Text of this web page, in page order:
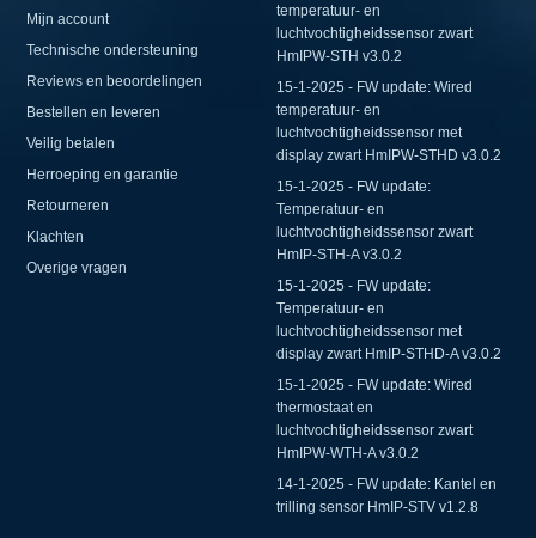
Mijn account
Technische ondersteuning
Reviews en beoordelingen
Bestellen en leveren
Veilig betalen
Herroeping en garantie
Retourneren
Klachten
Overige vragen
temperatuur- en
luchtvochtigheidssensor zwart
HmIPW-STH v3.0.2
15-1-2025 - FW update: Wired
temperatuur- en
luchtvochtigheidssensor met
display zwart HmIPW-STHD v3.0.2
15-1-2025 - FW update:
Temperatuur- en
luchtvochtigheidssensor zwart
HmIP-STH-A v3.0.2
15-1-2025 - FW update:
Temperatuur- en
luchtvochtigheidssensor met
display zwart HmIP-STHD-A v3.0.2
15-1-2025 - FW update: Wired
thermostaat en
luchtvochtigheidssensor zwart
HmIPW-WTH-A v3.0.2
14-1-2025 - FW update: Kantel en
trilling sensor HmIP-STV v1.2.8